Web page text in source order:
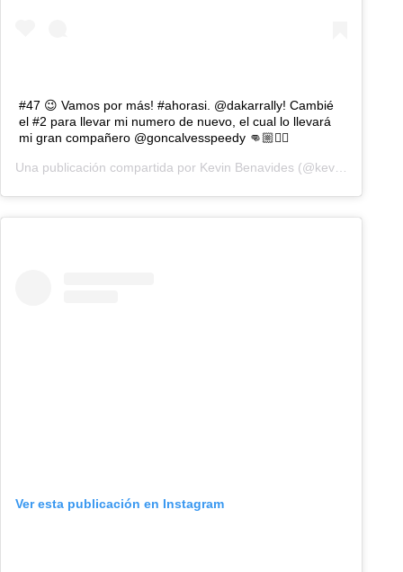
#47 😉 Vamos por más! #ahorasi. @dakarrally! Cambié
el #2 para llevar mi numero de nuevo, el cual lo llevará
mi gran compañero @goncalvesspeedy 👊🏼✊🏼
Una publicación compartida por Kevin Benavides (@kevinmaxbenavides) el
Ver esta publicación en Instagram